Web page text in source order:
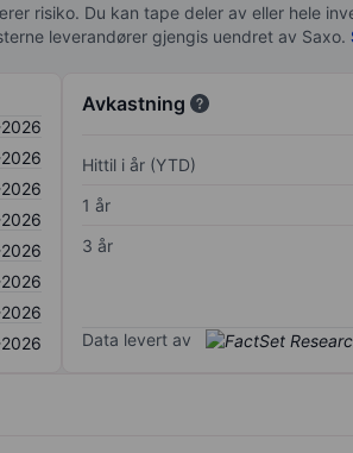
risiko. Du kan tape deler av eller hele
leverandører gjengis uendret av Saxo.
Avkastning
Hittil i år (YTD)
1 år
3 år
Data levert av